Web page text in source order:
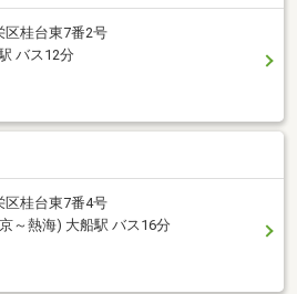
区桂台東7番2号
バス12分
区桂台東7番4号
～熱海) 大船駅 バス16分